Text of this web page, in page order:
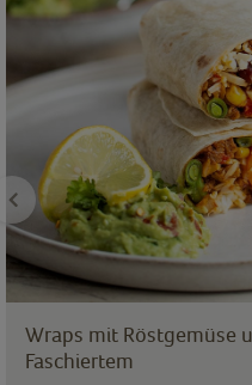
Wraps mit Röstgemüse
Faschiertem